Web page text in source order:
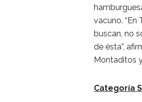
vacuno.
buscan, no
de ésta”,
Montaditos
Categoría